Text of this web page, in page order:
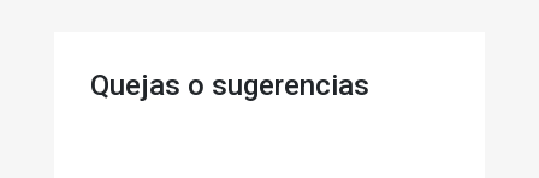
Quejas o sugerencias